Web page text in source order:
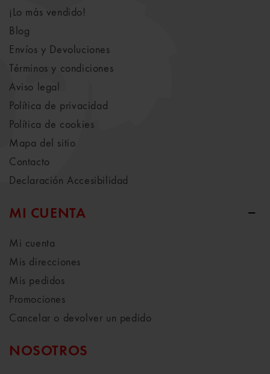
¡Lo más vendido!
Blog
Envíos y Devoluciones
Términos y condiciones
Aviso legal
Política de privacidad
Política de cookies
Mapa del sitio
Contacto
Declaración Accesibilidad
MI CUENTA
Mi cuenta
Mis direcciones
Mis pedidos
Promociones
Cancelar o devolver un pedido
NOSOTROS